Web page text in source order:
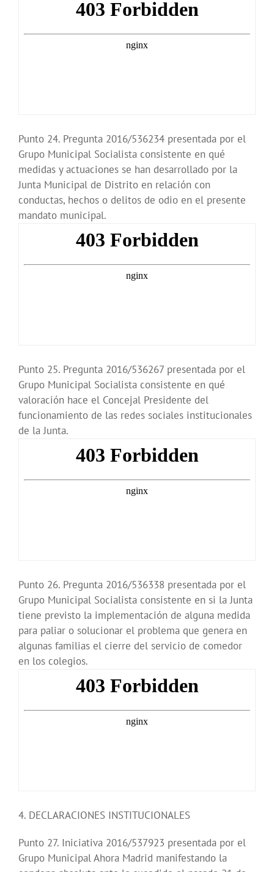
Punto 24. Pregunta 2016/536234 presentada por el
Grupo Municipal Socialista consistente en qué
medidas y actuaciones se han desarrollado por la
Junta Municipal de Distrito en relación con
conductas, hechos o delitos de odio en el presente
mandato municipal.
Punto 25. Pregunta 2016/536267 presentada por el
Grupo Municipal Socialista consistente en qué
valoración hace el Concejal Presidente del
funcionamiento de las redes sociales institucionales
de la Junta.
Punto 26. Pregunta 2016/536338 presentada por el
Grupo Municipal Socialista consistente en si la Junta
tiene previsto la implementación de alguna medida
para paliar o solucionar el problema que genera en
algunas familias el cierre del servicio de comedor
en los colegios.
4. DECLARACIONES INSTITUCIONALES
Punto 27. Iniciativa 2016/537923 presentada por el
Grupo Municipal Ahora Madrid manifestando la